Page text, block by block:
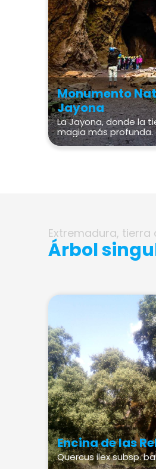
Monumento
Jayona
La Jayona, donde la
magia más profunda.
Extremadura,
Árbol
Encina de las
Quercus ilex subsp.